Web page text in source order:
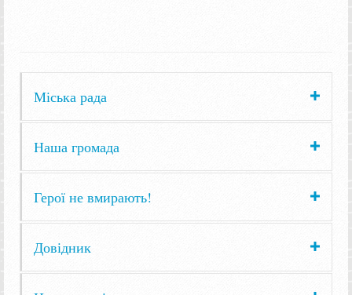
Міська рада
Наша громада
Герої не вмирають!
Довідник